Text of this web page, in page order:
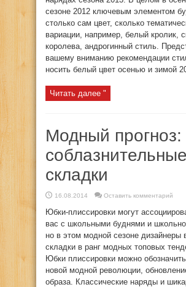
сезоне 2012 ключевым элементом
столько сам цвет, сколько
вариации, например, белый кролик,
королева, андрогинный стиль.
вашему вниманию рекомендации
носить белый цвет осенью и зимой
Читать далее "
Модный прогноз:
соблазнительные
складки
16.08.2014 Оставить комментарий
Юбки-плиссировки могут
вас с школьными буднями и
но в этом модной сезоне дизайнеры
складки в ранг модных топовых
Юбки плиссировки можно
новой модной революции,
образа. Классические наряды и